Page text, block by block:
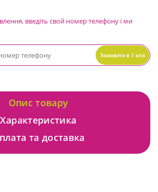
введіть свой номер телефону і ми
Замовити в 1 клік
Опис товару
Характеристика
та доставка